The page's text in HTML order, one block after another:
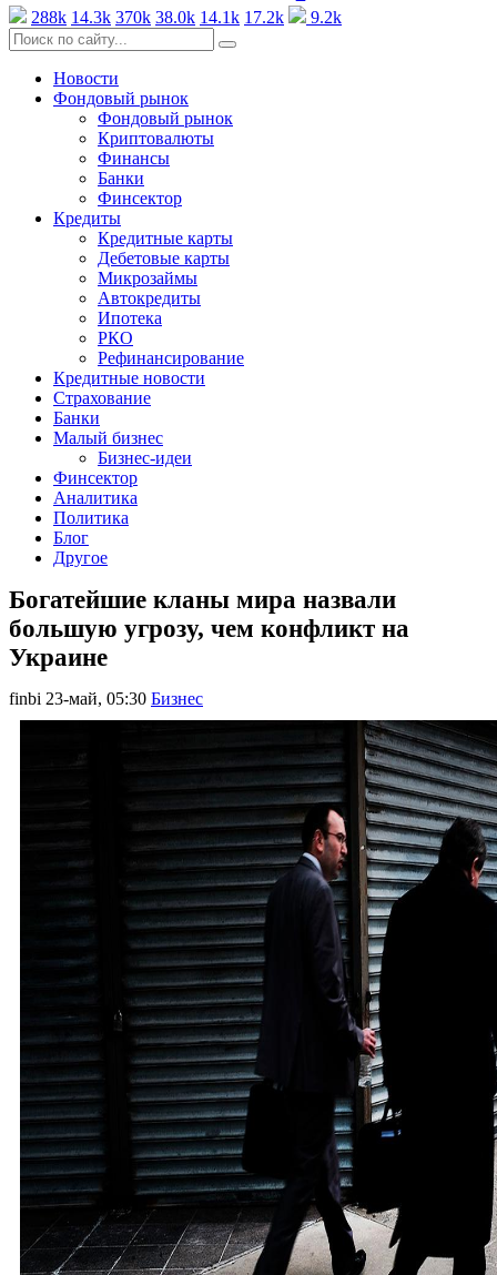
288k 14.3k 370k 38.0k 14.1k 17.2k 9.2k
Новости
Фондовый рынок
Фондовый рынок
Криптовалюты
Финансы
Банки
Финсектор
Кредиты
Кредитные карты
Дебетовые карты
Микрозаймы
Автокредиты
Ипотека
РКО
Рефинансирование
Кредитные новости
Страхование
Банки
Малый бизнес
Бизнес-идеи
Финсектор
Аналитика
Политика
Блог
Другое
Богатейшие кланы мира назвали
большую угрозу, чем конфликт на
Украине
finbi 23-май, 05:30 Бизнес